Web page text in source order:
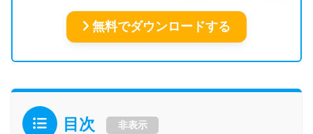
無料でダウンロードする
目次 非表示